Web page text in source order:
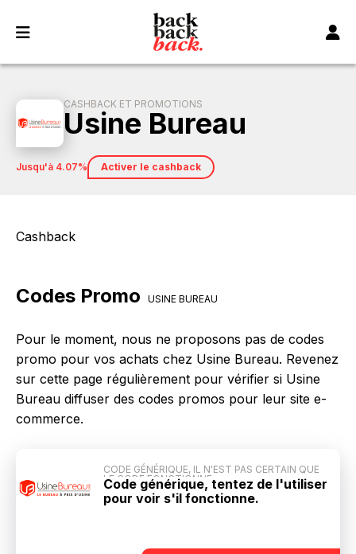
CASHBACK ET PROMOTIONS
Usine Bureau
jusqu'à 4.07% Activer le cashback
Cashback
Codes Promo USINE BUREAU
Pour le moment, nous ne proposons pas de codes
promo pour vos achats chez Usine Bureau. Revenez
sur cette page régulièrement pour vérifier si Usine
Bureau diffuser des codes promos pour leur site e-
commerce.
CODE GÉNÉRIQUE, IL N'EST PAS CERTAIN QUE
LE CODE FONCTIONNE
Code générique, tentez de l'utiliser
pour voir s'il fonctionne.